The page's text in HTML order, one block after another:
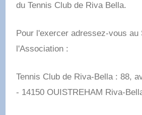
du Tennis Club de Riva Bella.
Pour l'exercer adressez-vous au
l'Association :
Tennis Club de Riva-Bella : 88,
- 14150 OUISTREHAM Riva-